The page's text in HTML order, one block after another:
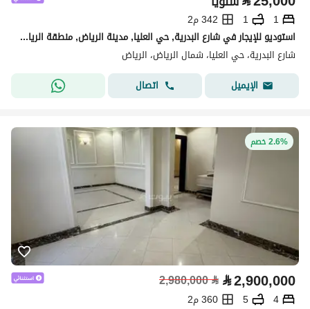
1
1
342 م2
استوديو للإيجار في شارع البدرية, حي العليا, مدينة الرياض, منطقة الرياض
شارع البدرية، حي العليا، شمال الرياض، الرياض
الإيميل
اتصال
2.6% خصم
⃁2,900,000
⃁
2,980,000
4
5
360 م2